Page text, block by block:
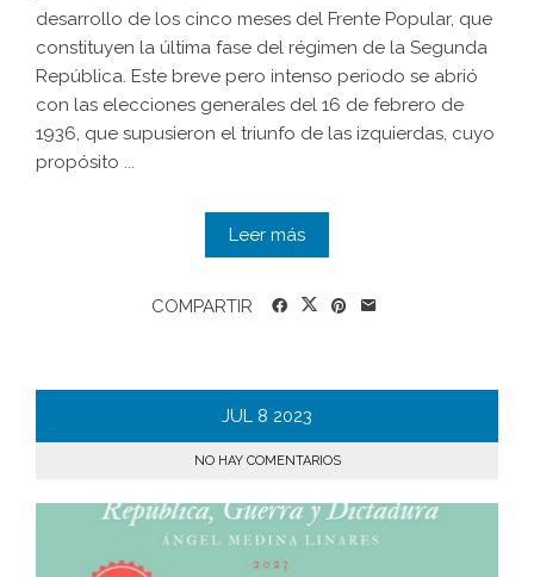
desarrollo de los cinco meses del Frente Popular, que
constituyen la última fase del régimen de la Segunda
República. Este breve pero intenso periodo se abrió
con las elecciones generales del 16 de febrero de
1936, que supusieron el triunfo de las izquierdas, cuyo
propósito ...
Leer más
COMPARTIR
JUL 8 2023
NO HAY COMENTARIOS